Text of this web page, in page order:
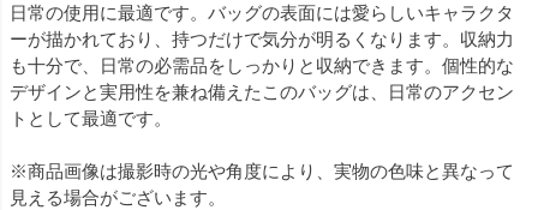
日常の使用に最適です。バッグの表面には愛らしいキャラクタ
ーが描かれており、持つだけで気分が明るくなります。収納力
も十分で、日常の必需品をしっかりと収納できます。個性的な
デザインと実用性を兼ね備えたこのバッグは、日常のアクセン
トとして最適です。
※商品画像は撮影時の光や角度により、実物の色味と異なって
見える場合がございます。